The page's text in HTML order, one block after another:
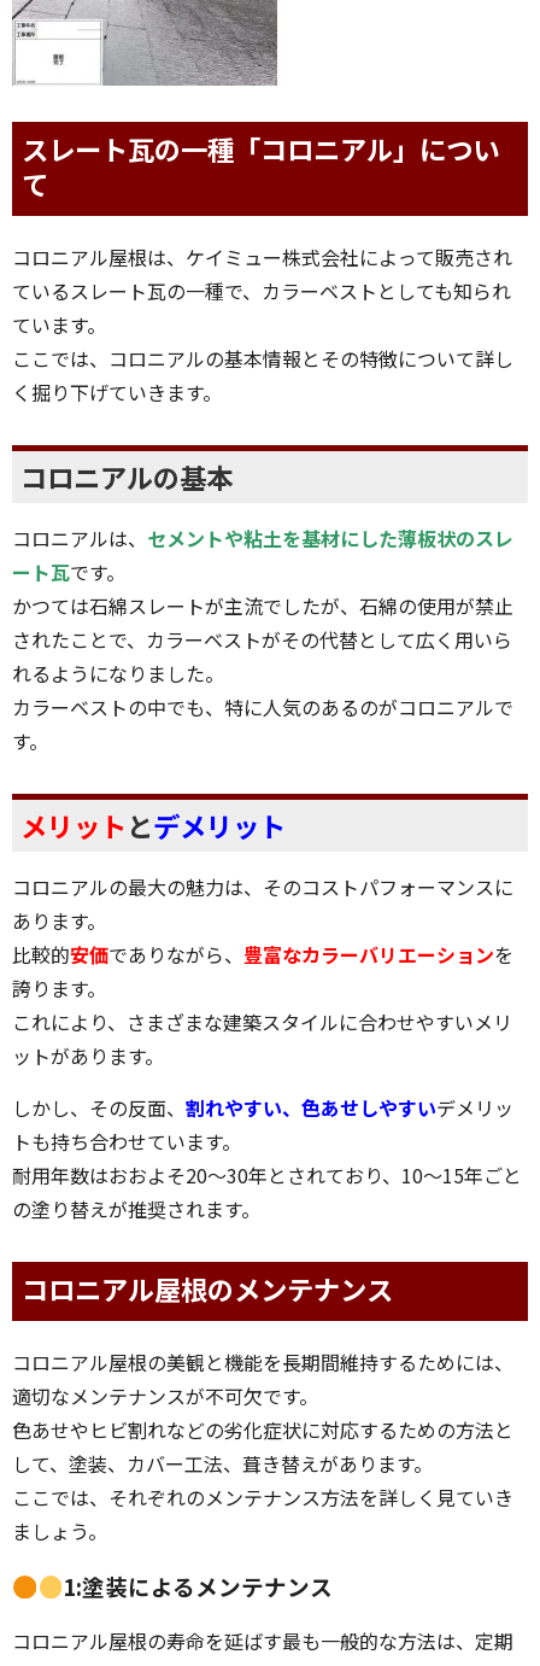
スレート瓦の一種「コロニアル」につい
て
コロニアル屋根は、ケイミュー株式会社によって販売され
ているスレート瓦の一種で、カラーベストとしても知られ
ています。
ここでは、コロニアルの基本情報とその特徴について詳し
く掘り下げていきます。
コロニアルの基本
コロニアルは、 セメントや粘土を基材にした薄板状のスレ
ート瓦です。
かつては石綿スレートが主流でしたが、石綿の使用が禁止
されたことで、カラーベストがその代替として広く用いら
れるようになりました。
カラーベストの中でも、特に人気のあるのがコロニアルで
す。
メリット とデメリット
コロニアルの最大の魅力は、そのコストパフォーマンスに
あります。
比較的安価でありながら、 豊富なカラーバリエーションを
誇ります。
これにより、さまざまな建築スタイルに合わせやすいメリ
ットがあります。
しかし、その反面、 割れやすい、色あせしやすいデメリッ
トも持ち合わせています。
耐用年数はおおよそ20～30年とされており、10～15年ごと
の塗り替えが推奨されます。
コロニアル屋根のメンテナンス
コロニアル屋根の美観と機能を長期間維持するためには、
適切なメンテナンスが不可欠です。
色あせやヒビ割れなどの劣化症状に対応するための方法と
して、塗装、カバー工法、葺き替えがあります。
ここでは、それぞれのメンテナンス方法を詳しく見ていき
ましょう。
1:塗装によるメンテナンス
コロニアル屋根の寿命を延ばす最も一般的な方法は、定期